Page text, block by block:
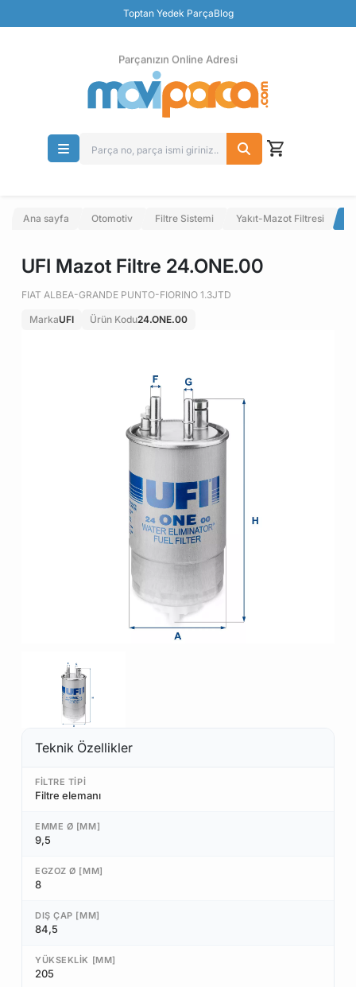
Toptan Yedek ParçaBlog
Ücretsiz İade
Parçanızın Online Adresi
Ana sayfa Otomotiv Filtre Sistemi Yakıt-Mazot Filtresi
UFI Mazot Filtre 24.ONE.00
FIAT ALBEA-GRANDE PUNTO-FIORINO 1.3JTD
MarkaUFI Ürün Kodu24.ONE.00
Teknik Özellikler
FILTRE TIPI
Filtre elemanı
EMME Ø [MM]
9,5
EGZOZ Ø [MM]
8
DIŞ ÇAP [MM]
84,5
YÜKSEKLIK [MM]
205